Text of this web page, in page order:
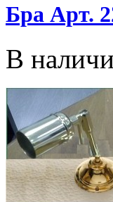
Бра Арт.
В